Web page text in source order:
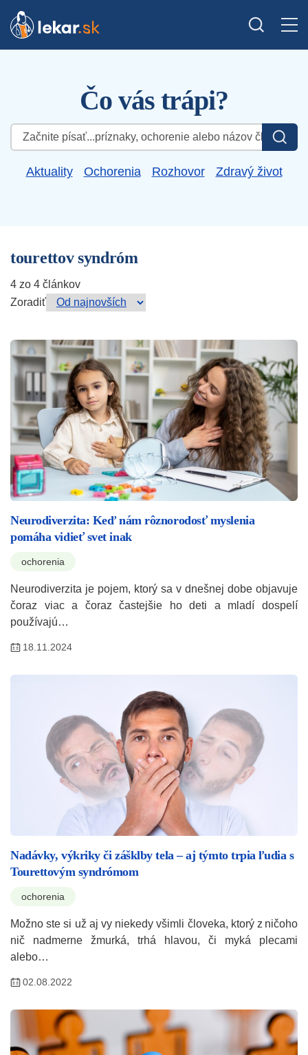
Čo vás trápi?
Hľadať:
Aktuality Ochorenia Rozhovor Zdravý život
tourettov syndróm
4 zo 4 článkov
Zoradiť
Neurodiverzita: Keď nám rôznorodosť myslenia
pomáha vidieť svet inak
ochorenia
Neurodiverzita je pojem, ktorý sa v dnešnej dobe objavuje
čoraz viac a čoraz častejšie ho deti a mladí dospelí
používajú…
18.11.2024
Nadávky, výkriky či zášklby tela – aj týmto trpia ľudia s
Tourettovým syndrómom
ochorenia
Možno ste si už aj vy niekedy všimli človeka, ktorý z ničoho
nič nadmerne žmurká, trhá hlavou, či myká plecami
alebo…
02.08.2022